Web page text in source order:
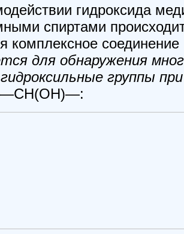
гидроксида
спиртами
комплексное
для обнаружения
группы